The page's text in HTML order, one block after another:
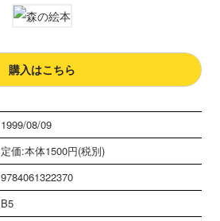
購入はこちら
1999/08/09
定価:本体1500円(税別)
9784061322370
B5